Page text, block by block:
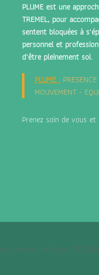
PLUME est une
TREMEL, pour
sentent bloquées à
personnel et
d'être pleinement soi.
PLUME:
MOUVEMENT -
Prenez soin de vous
en aucune façon.